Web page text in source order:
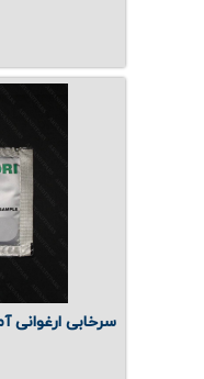
سرخابی ارغوانی